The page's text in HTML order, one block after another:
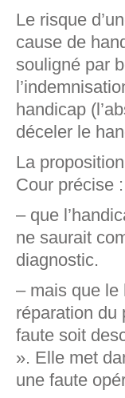
Le risque
cause de
souligné par
handicap
déceler le
La
Cour précise :
– que
ne saurait
diagnostic.
– mais que le
réparation du
faute soit
». Elle met
une faute